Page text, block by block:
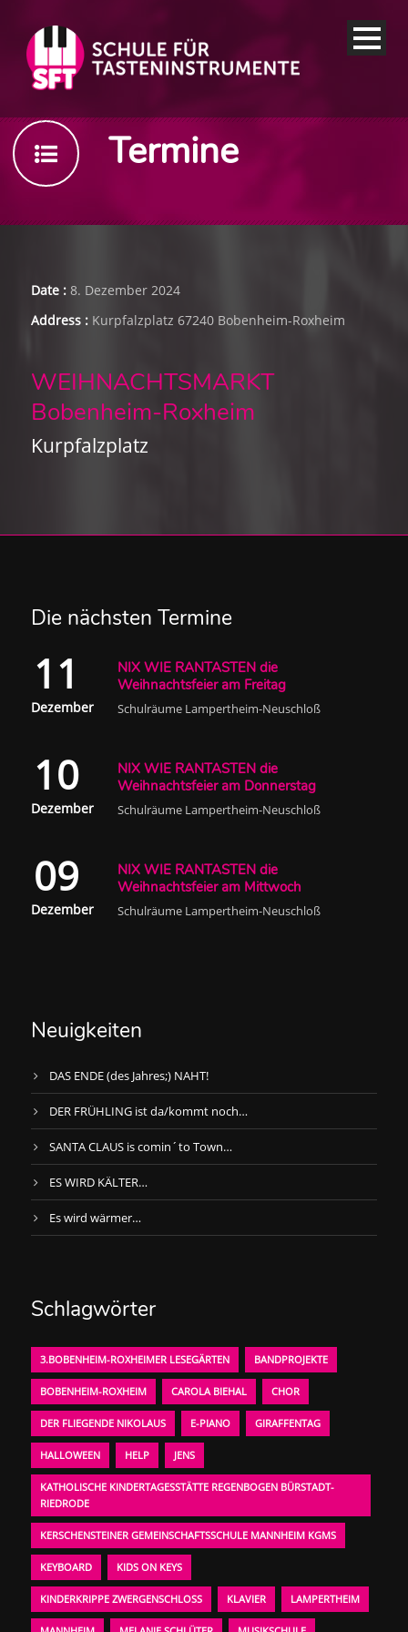
Termine
Date : 8. Dezember 2024
Address : Kurpfalzplatz 67240 Bobenheim-Roxheim
WEIHNACHTSMARKT
Bobenheim-Roxheim
Kurpfalzplatz
Die nächsten Termine
11
Dezember
NIX WIE RANTASTEN die
Weihnachtsfeier am Freitag
Schulräume Lampertheim-Neuschloß
10
Dezember
NIX WIE RANTASTEN die
Weihnachtsfeier am Donnerstag
Schulräume Lampertheim-Neuschloß
09
Dezember
NIX WIE RANTASTEN die
Weihnachtsfeier am Mittwoch
Schulräume Lampertheim-Neuschloß
Neuigkeiten
DAS ENDE (des Jahres;) NAHT!
DER FRÜHLING ist da/kommt noch…
SANTA CLAUS is comin´to Town…
ES WIRD KÄLTER…
Es wird wärmer…
Schlagwörter
3.BOBENHEIM-ROXHEIMER LESEGÄRTEN BANDPROJEKTE
BOBENHEIM-ROXHEIM CAROLA BIEHAL CHOR
DER FLIEGENDE NIKOLAUS E-PIANO GIRAFFENTAG
HALLOWEEN HELP JENS
KATHOLISCHE KINDERTAGESSTÄTTE REGENBOGEN BÜRSTADT-
RIEDRODE
KERSCHENSTEINER GEMEINSCHAFTSSCHULE MANNHEIM KGMS
KEYBOARD KIDS ON KEYS
KINDERKRIPPE ZWERGENSCHLOSS KLAVIER LAMPERTHEIM